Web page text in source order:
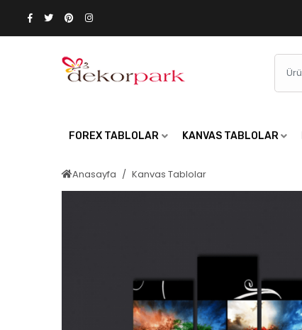
FOREX TABLOLAR KANVAS TABLOLAR
Anasayfa Kanvas Tablolar